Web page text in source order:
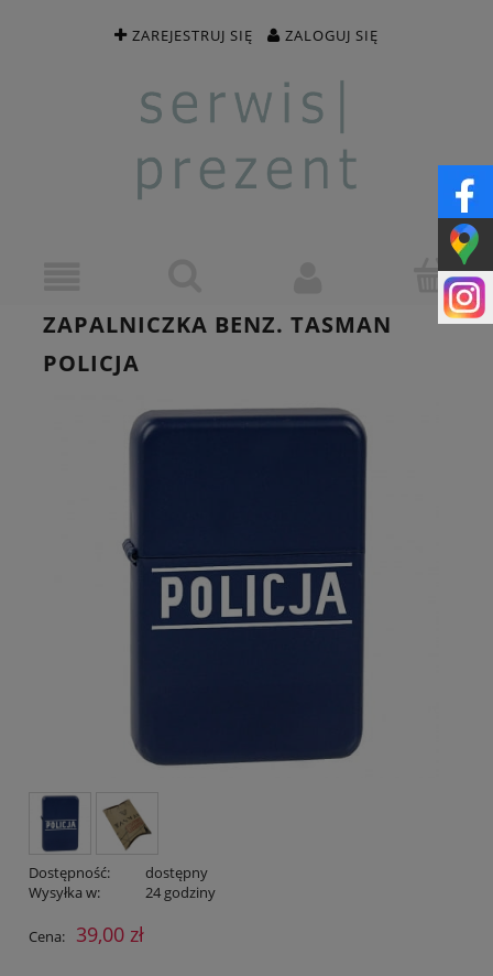
ZAREJESTRUJ SIĘ ZALOGUJ SIĘ
ZAPALNICZKA BENZ. TASMAN
POLICJA
Dostępność:
dostępny
Wysyłka w:
24 godziny
Cena: 39,00 zł